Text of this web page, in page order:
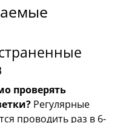
проверять
Регулярные
проводить раз в 6-